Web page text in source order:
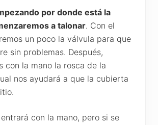
por donde está la
a talonar. Con el
un poco la válvula para que
sin problemas. Después,
con la mano la rosca de la
nos ayudará a que la cubierta
con la mano, pero si se